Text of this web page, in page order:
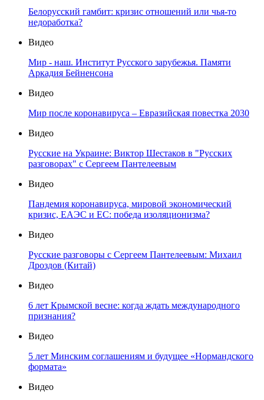
Белорусский гамбит: кризис отношений или чья-то
недоработка?
Видео
Мир - наш. Институт Русского зарубежья. Памяти
Аркадия Бейненсона
Видео
Мир после коронавируса – Евразийская повестка 2030
Видео
Русские на Украине: Виктор Шестаков в "Русских
разговорах" с Сергеем Пантелеевым
Видео
Пандемия коронавируса, мировой экономический
кризис, ЕАЭС и ЕС: победа изоляционизма?
Видео
Русские разговоры с Сергеем Пантелеевым: Михаил
Дроздов (Китай)
Видео
6 лет Крымской весне: когда ждать международного
признания?
Видео
5 лет Минским соглашениям и будущее «Нормандского
формата»
Видео